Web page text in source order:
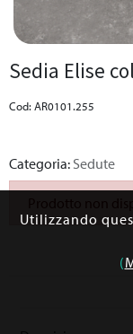
Sedia Elise
Cod: AR0101.255
Categoria: Sedute
Utilizzando
(